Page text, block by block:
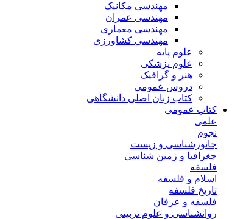
مهندسی مکانیک
مهندسی عمران
مهندسی معماری
مهندسی کشاورزی
علوم پایه
علوم پزشکی
هنر و گرافیک
دروس عمومی
کتاب زبان اصلی دانشگاهی
کتاب عمومی
علمی
نجوم
جانورشناسی و زیست
جغرافیا و زمین شناسی
فلسفه
اسلام و فلسفه
تاریخ فلسفه
فلسفه و عرفان
روانشناسی و علوم تربیتی